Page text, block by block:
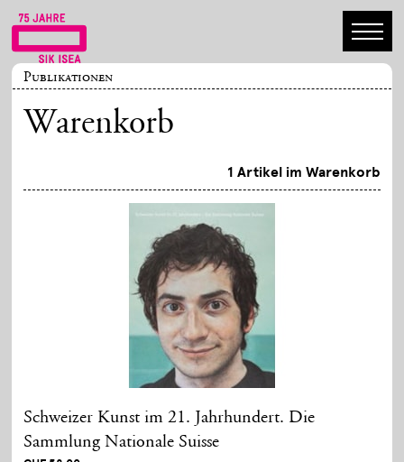
Publikationen
Warenkorb
1 Artikel im Warenkorb
Schweizer Kunst im 21. Jahrhundert. Die
Sammlung Nationale Suisse